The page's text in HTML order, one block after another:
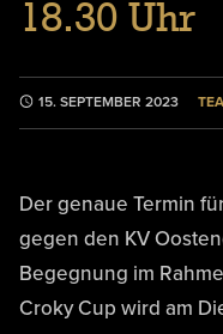
18.30 Uhr
15. SEPTEMBER 2023
Der genaue Termin
gegen den KV
Begegnung im
Croky Cup wird am